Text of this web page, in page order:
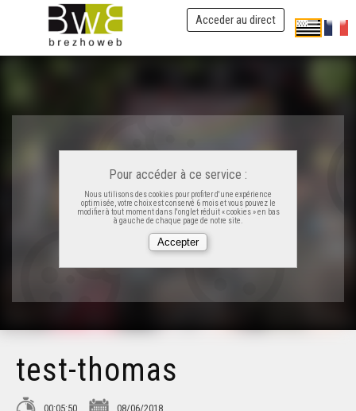
Acceder au direct
Pour accéder à ce service :
Nous utilisons des cookies pour profiter d'une expérience
optimisée, votre choix est conservé 6 mois et vous pouvez le
modifier à tout moment dans l'onglet réduit « cookies » en bas
à gauche de chaque page de notre site.
test-thomas
00:05:50 08/06/2018